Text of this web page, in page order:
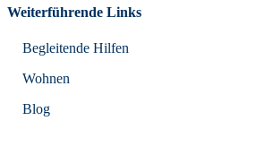
Weiterführende Links
Begleitende Hilfen
Wohnen
Blog